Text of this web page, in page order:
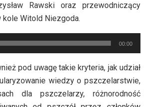
Rawski oraz przewodniczący
Witold Niezgoda.
00:00
pod uwagę takie kryteria, jak udział
wiedzy o pszczelarstwie,
dla pszczelarzy, różnorodność